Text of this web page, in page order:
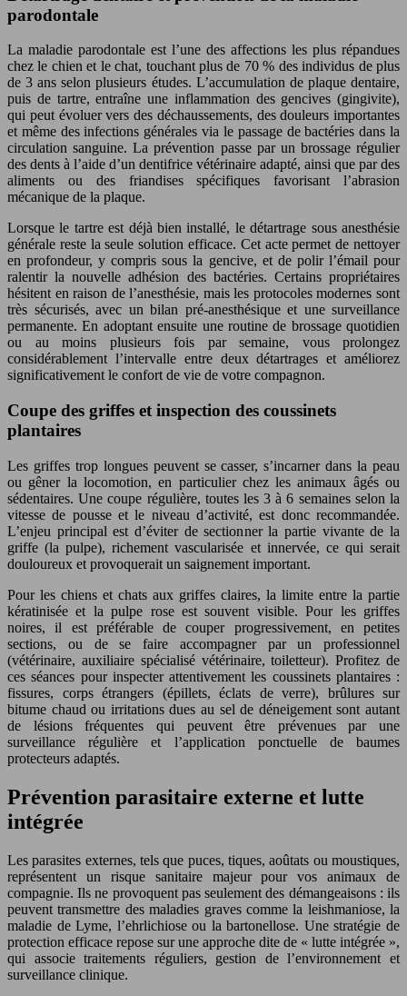
parodontale
La maladie parodontale est l’une des affections les plus répandues
chez le chien et le chat, touchant plus de 70 % des individus de plus
de 3 ans selon plusieurs études. L’accumulation de plaque dentaire,
puis de tartre, entraîne une inflammation des gencives (gingivite),
qui peut évoluer vers des déchaussements, des douleurs importantes
et même des infections générales via le passage de bactéries dans la
circulation sanguine. La prévention passe par un brossage régulier
des dents à l’aide d’un dentifrice vétérinaire adapté, ainsi que par des
aliments ou des friandises spécifiques favorisant l’abrasion
mécanique de la plaque.
Lorsque le tartre est déjà bien installé, le détartrage sous anesthésie
générale reste la seule solution efficace. Cet acte permet de nettoyer
en profondeur, y compris sous la gencive, et de polir l’émail pour
ralentir la nouvelle adhésion des bactéries. Certains propriétaires
hésitent en raison de l’anesthésie, mais les protocoles modernes sont
très sécurisés, avec un bilan pré-anesthésique et une surveillance
permanente. En adoptant ensuite une routine de brossage quotidien
ou au moins plusieurs fois par semaine, vous prolongez
considérablement l’intervalle entre deux détartrages et améliorez
significativement le confort de vie de votre compagnon.
Coupe des griffes et inspection des coussinets
plantaires
Les griffes trop longues peuvent se casser, s’incarner dans la peau
ou gêner la locomotion, en particulier chez les animaux âgés ou
sédentaires. Une coupe régulière, toutes les 3 à 6 semaines selon la
vitesse de pousse et le niveau d’activité, est donc recommandée.
L’enjeu principal est d’éviter de sectionner la partie vivante de la
griffe (la pulpe), richement vascularisée et innervée, ce qui serait
douloureux et provoquerait un saignement important.
Pour les chiens et chats aux griffes claires, la limite entre la partie
kératinisée et la pulpe rose est souvent visible. Pour les griffes
noires, il est préférable de couper progressivement, en petites
sections, ou de se faire accompagner par un professionnel
(vétérinaire, auxiliaire spécialisé vétérinaire, toiletteur). Profitez de
ces séances pour inspecter attentivement les coussinets plantaires :
fissures, corps étrangers (épillets, éclats de verre), brûlures sur
bitume chaud ou irritations dues au sel de déneigement sont autant
de lésions fréquentes qui peuvent être prévenues par une
surveillance régulière et l’application ponctuelle de baumes
protecteurs adaptés.
Prévention parasitaire externe et lutte
intégrée
Les parasites externes, tels que puces, tiques, aoûtats ou moustiques,
représentent un risque sanitaire majeur pour vos animaux de
compagnie. Ils ne provoquent pas seulement des démangeaisons : ils
peuvent transmettre des maladies graves comme la leishmaniose, la
maladie de Lyme, l’ehrlichiose ou la bartonellose. Une stratégie de
protection efficace repose sur une approche dite de « lutte intégrée »,
qui associe traitements réguliers, gestion de l’environnement et
surveillance clinique.